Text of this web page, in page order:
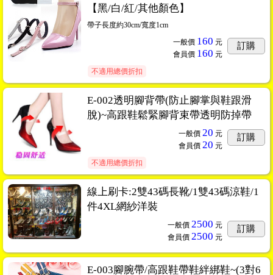
【黑/白/紅/其他顏色】
帶子長度約30cm/寬度1cm
一般價 160 元
會員價 160 元
訂購
不適用總價折扣
E-002透明腳背帶(防止腳掌與鞋跟滑
脫)~高跟鞋鬆緊腳背束帶透明防掉帶
一般價 20 元
會員價 20 元
訂購
不適用總價折扣
線上刷卡:2雙43碼長靴/1雙43碼涼鞋/1
件4XL網紗洋裝
一般價 2500 元
會員價 2500 元
訂購
E-003腳腕帶/高跟鞋帶鞋絆綁鞋~(3對6